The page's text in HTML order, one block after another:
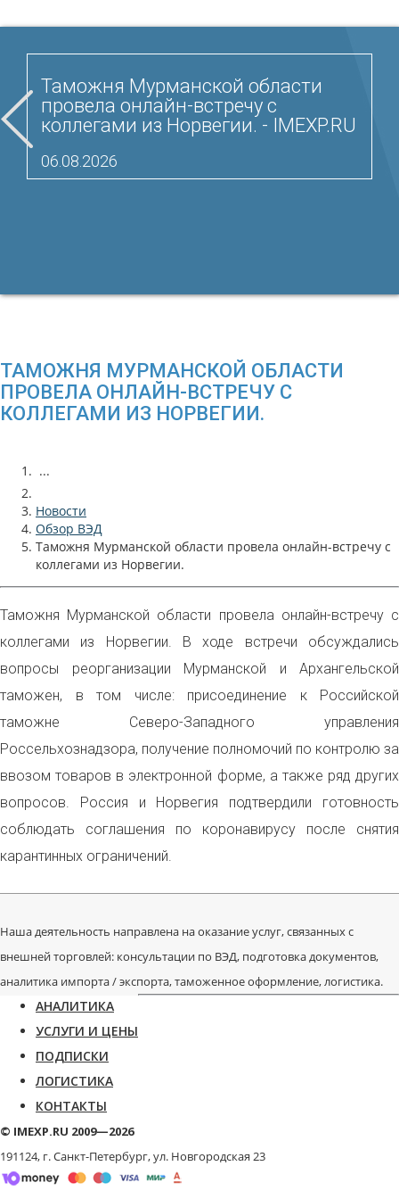
Таможня Мурманской области
провела онлайн-встречу с
коллегами из Норвегии. - IMEXP.RU
06.08.2026
ТАМОЖНЯ МУРМАНСКОЙ ОБЛАСТИ
ПРОВЕЛА ОНЛАЙН-ВСТРЕЧУ С
КОЛЛЕГАМИ ИЗ НОРВЕГИИ.
...
Новости
Обзор ВЭД
Таможня Мурманской области провела онлайн-встречу с
коллегами из Норвегии.
Таможня Мурманской области провела онлайн-встречу с
коллегами из Норвегии. В ходе встречи обсуждались
вопросы реорганизации Мурманской и Архангельской
таможен, в том числе: присоединение к Российской
таможне Северо-Западного управления
Россельхознадзора, получение полномочий по контролю за
ввозом товаров в электронной форме, а также ряд других
вопросов. Россия и Норвегия подтвердили готовность
соблюдать соглашения по коронавирусу после снятия
карантинных ограничений.
Наша деятельность направлена на оказание услуг, связанных с
внешней торговлей: консультации по ВЭД, подготовка документов,
аналитика импорта / экспорта, таможенное оформление, логистика.
АНАЛИТИКА
УСЛУГИ И ЦЕНЫ
ПОДПИСКИ
ЛОГИСТИКА
КОНТАКТЫ
© IMEXP.RU 2009—2026
191124, г. Санкт-Петербург,ул. Новгородская 23